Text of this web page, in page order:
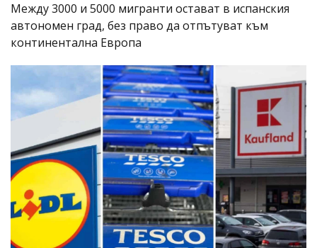
Между 3000 и 5000 мигранти остават в испанския
автономен град, без право да отпътуват към
континентална Европа